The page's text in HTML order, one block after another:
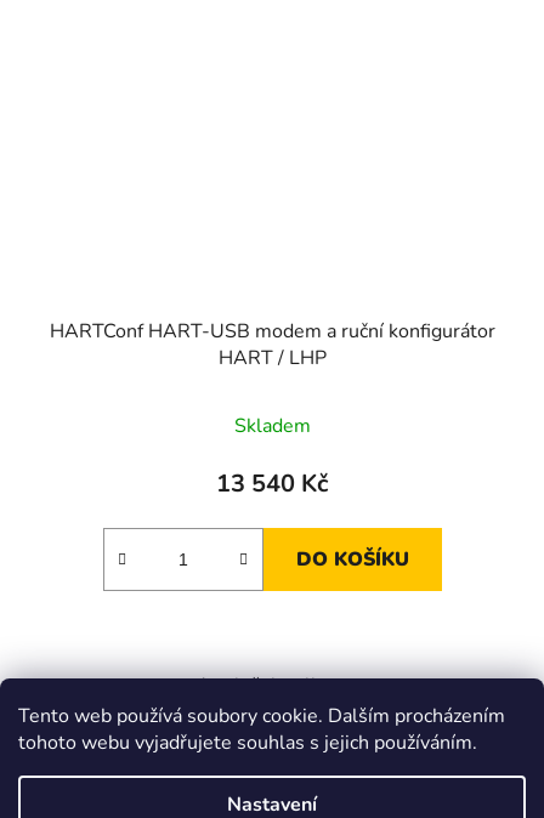
Tento web používá soubory cookie. Dalším procházením
tohoto webu vyjadřujete souhlas s jejich používáním.
Nastavení
HARTConf HART-USB modem a ruční konfigurátor
HART / LHP
hodnocení
produktu
2,5
Skladem
13 540 Kč
DO KOŠÍKU
v
l
á
d
4položek celkem
Heureka.cz